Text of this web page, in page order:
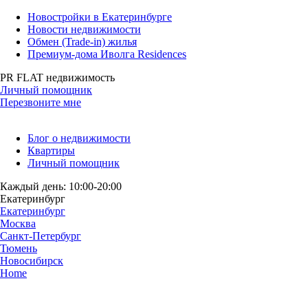
Новостройки в Екатеринбурге
Новости недвижимости
Обмен (Trade-in) жилья
Премиум-дома Иволга Residences
PR FLAT недвижимость
Личный помощник
Перезвоните мне
Блог о недвижимости
Квартиры
Личный помощник
Каждый день: 10:00-20:00
Екатеринбург
Екатеринбург
Москва
Санкт-Петербург
Тюмень
Новосибирск
Home